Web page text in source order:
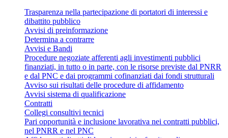
Trasparenza nella partecipazione di portatori di interessi e
dibattito pubblico
Avvisi di preinformazione
Determina a contrarre
Avvisi e Bandi
Procedure negoziate afferenti agli investimenti pubblici
finanziati, in tutto o in parte, con le risorse previste dal PNRR
e dal PNC e dai programmi cofinanziati dai fondi strutturali
Avviso sui risultati delle procedure di affidamento
Avvisi sistema di qualificazione
Contratti
Collegi consultivi tecnici
Pari opportunità e inclusione lavorativa nei contratti pubblici,
nel PNRR e nel PNC